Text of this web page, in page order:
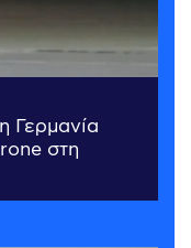
Γερμανία
στη